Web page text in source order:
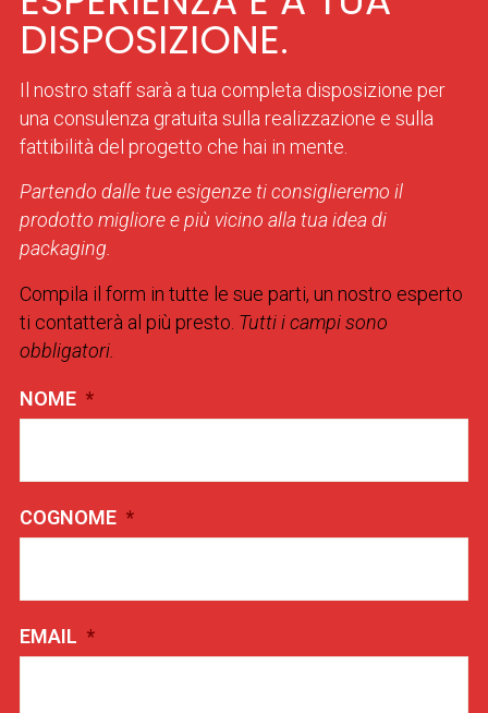
DISPOSIZIONE.
Il nostro staff sarà a tua completa disposizione per
una consulenza gratuita sulla realizzazione e sulla
fattibilità del progetto che hai in mente.
Partendo dalle tue esigenze ti consiglieremo il
prodotto migliore e più vicino alla tua idea di
packaging.
Compila il form in tutte le sue parti, un nostro esperto
ti contatterà al più presto. Tutti i campi sono
obbligatori.
NOME *
COGNOME *
EMAIL *